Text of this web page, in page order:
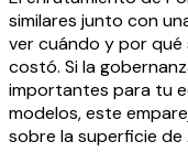
similares junto con
ver cuándo y por
costó. Si la
importantes para tu
modelos, este
sobre la superficie de